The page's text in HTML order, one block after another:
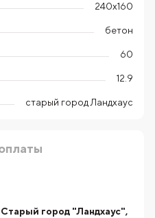
240х160
бетон
60
12.9
старый город Ландхаус
город "Ландхаус",